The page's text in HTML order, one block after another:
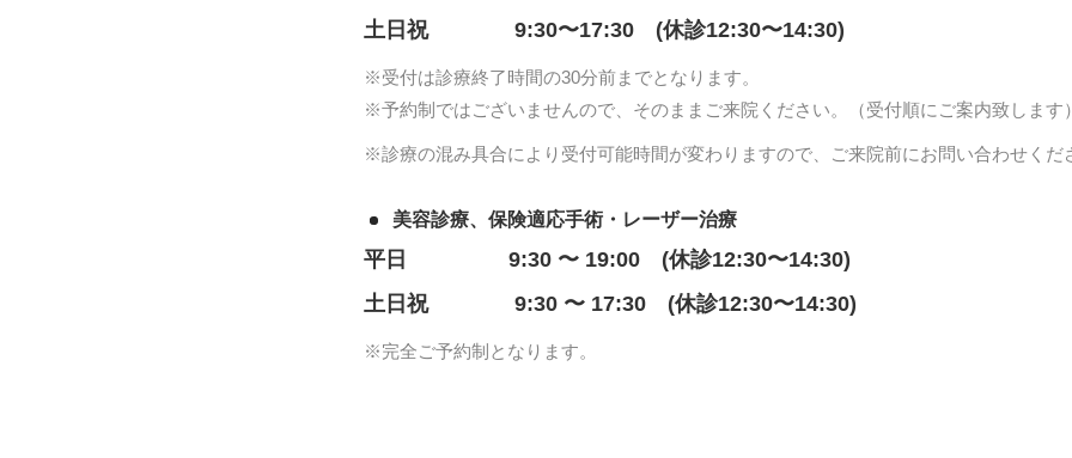
土日祝
9:30〜17:30 (休診12:30〜14:30)
※受付は診療終了時間の30分前までとなります。
※予約制ではございませんので、そのままご来院ください。（受付順にご案内致します）
※診療の混み具合により受付可能時間が変わりますので、ご来院前にお問い合わせくだ
美容診療、保険適応手術・レーザー治療
平日
9:30 〜 19:00 (休診12:30〜14:30)
土日祝
9:30 〜 17:30 (休診12:30〜14:30)
※完全ご予約制となります。